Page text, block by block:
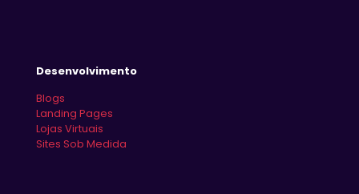
Desenvolvimento
Blogs
Landing Pages
Lojas Virtuais
Sites Sob Medida